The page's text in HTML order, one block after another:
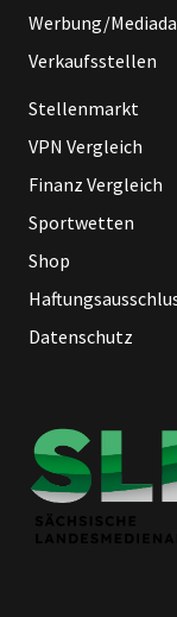
Werbung/
Verkaufsstellen
Stellenmarkt
VPN Vergleich
Finanz Vergleich
Sportwetten
Shop
Datenschutz